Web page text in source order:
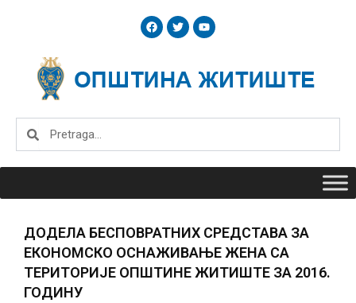
F
a
c
o
o
T
w
i
e
r
Y
o
u
b
e
Search
ДОДЕЛА БЕСПОВРАТНИХ СРЕДСТАВА ЗА
ЕКОНОМСКО ОСНАЖИВАЊЕ ЖЕНА СА
ТЕРИТОРИЈЕ ОПШТИНЕ ЖИТИШТЕ ЗА 2016.
ГОДИНУ